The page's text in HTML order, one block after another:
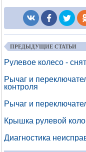
ПРЕДЫДУЩИЕ СТАТЬИ
Рулевое колесо -
Рычаг и
контроля
Рычаг и
Крышка рулевой
Диагностика